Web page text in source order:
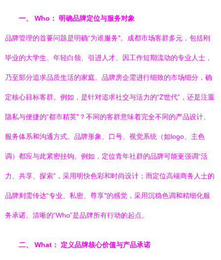
一、 Who： 明确品牌定位与服务对象
品牌管理的首要问题是明确“为谁服务”。成都市场客群多元，包括刚
毕业的大学生、年轻白领、引进人才、因工作短期流动的专业人士，
乃至部分追求品质生活的家庭。品牌房企需进行细致的市场细分，确
定核心目标客群。例如，是针对追求社交与活力的“Z世代”，还是注重
隐私与便捷的“都市精英”？不同的客群意味着完全不同的产品设计、
服务体系和沟通方式。品牌形象、口号、视觉系统（如logo、主色
调）都应与此紧密挂钩。例如，定位青年社群的品牌可能更强调“活
力、共享、探索”，采用明快色彩和时尚设计；而定位高端商务人士的
品牌则需传达“专业、私密、尊享”的感觉，采用沉稳色调和精细化服
务承诺。清晰的“Who”是品牌所有行动的起点。
二、 What： 定义品牌核心价值与产品承诺